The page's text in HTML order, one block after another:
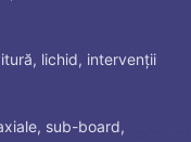
lichid, intervenții
sub-board,